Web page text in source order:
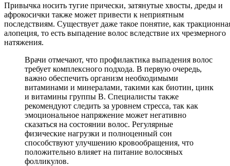
Привычка носить тугие прически, затянутые хвосты, дреды и
афрокосички также может привести к неприятным
последствиям. Существует даже такое понятие, как
алопеция, то есть выпадение волос вследствие их чрезмерного
натяжения.
Врачи отмечают, что профилактика выпадения волос
требует комплексного подхода. В первую очередь,
важно обеспечить организм необходимыми
витаминами и минералами, такими как биотин, цинк
и витамины группы B. Специалисты также
рекомендуют следить за уровнем стресса, так как
эмоциональное напряжение может негативно
сказаться на состоянии волос. Регулярные
физические нагрузки и полноценный сон
способствуют улучшению кровообращения, что
положительно влияет на питание волосяных
фолликулов.